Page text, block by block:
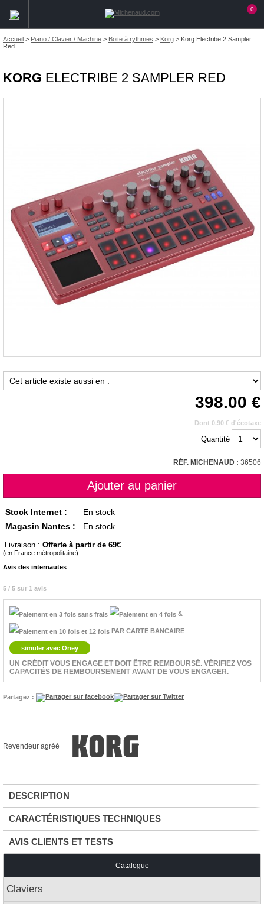
0
Accueil > Piano / Clavier / Machine > Boite à rythmes > Korg > Korg Electribe 2 Sampler
Red
KORG ELECTRIBE 2 SAMPLER RED
398.00
Dont 0.90 € d'écotaxe
Quantité
RÉF. MICHENAUD : 36506
Stock Internet :
En stock
Magasin Nantes :
En stock
Livraison : Offerte à partir de 69
(en France métropolitaine)
Avis des internautes
5 / 5 sur 1 avis
&
PAR CARTE BANCAIRE
simuler avec Oney
UN CRÉDIT VOUS ENGAGE ET DOIT ÊTRE REMBOURSÉ. VÉRIFIEZ VOS
CAPACITÉS DE REMBOURSEMENT AVANT DE VOUS ENGAGER.
Partagez :
Revendeur agréé
DESCRIPTION
CARACTÉRISTIQUES TECHNIQUES
AVIS CLIENTS ET TESTS
Catalogue
Claviers